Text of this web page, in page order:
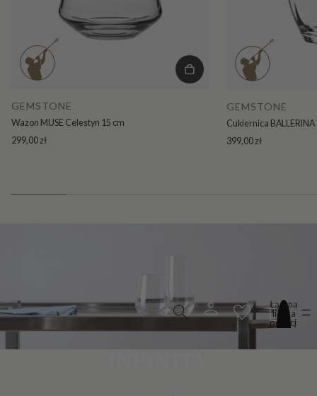
Łączna
liczba
pozycji
w
GEMSTONE
Wazon MUSE Celestyn 15 cm
299,00 zł
GEMSTONE
Cukiernica BALLERINA
399,00 zł